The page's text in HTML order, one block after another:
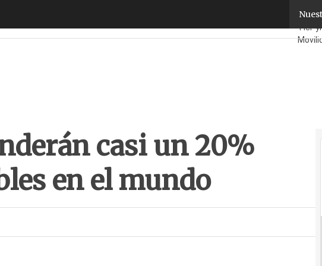
casi un 20%
en el mundo